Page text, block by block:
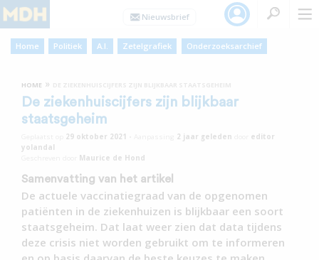
Home Politiek A.I. Zetelgrafiek Onderzoeksarchief
HOME »
De ziekenhuiscijfers zijn blijkbaar
staatsgeheim
29 oktober 2021 2 jaar geleden
editor
yolandal
Maurice de Hond
Samenvatting van het artikel
De actuele vaccinatiegraad van de opgenomen
patiënten in de ziekenhuizen is blijkbaar een soort
staatsgeheim. Dat laat weer zien dat data tijdens
deze crisis niet worden gebruikt om te informeren